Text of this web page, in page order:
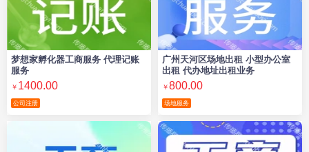
梦想家孵化器工商服务 代理记账
服务
￥ 1400.00
公司注册
广州天河区场地出租 小型办公室
出租 代办地址出租业务
￥800.00
场地服务